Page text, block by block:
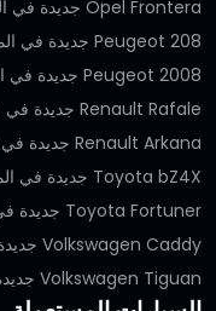
Opel Frontera جديدة في المغرب
Peugeot 208 جديدة في المغرب
Peugeot 2008 جديدة في المغرب
Renault Rafale جديدة في المغرب
Renault Arkana جديدة في المغرب
Toyota bZ4X جديدة في المغرب
Toyota Fortuner جديدة في المغرب
Volkswagen Caddy جديدة في المغرب
Volkswagen Tiguan جديدة في المغرب